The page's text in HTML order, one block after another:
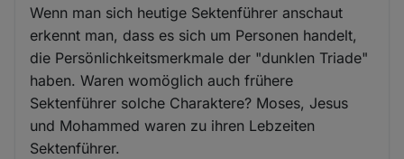
Wenn man sich heutige Sektenführer anschaut
erkennt man, dass es sich um Personen handelt,
die Persönlichkeitsmerkmale der "dunklen Triade"
haben. Waren womöglich auch frühere
Sektenführer solche Charaktere? Moses, Jesus
und Mohammed waren zu ihren Lebzeiten
Sektenführer.